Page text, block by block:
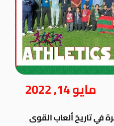
مايو 14, 2022
في تاريخ ألعاب القوى